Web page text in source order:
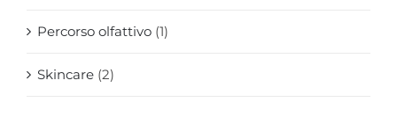
Percorso olfattivo (1)
Skincare (2)